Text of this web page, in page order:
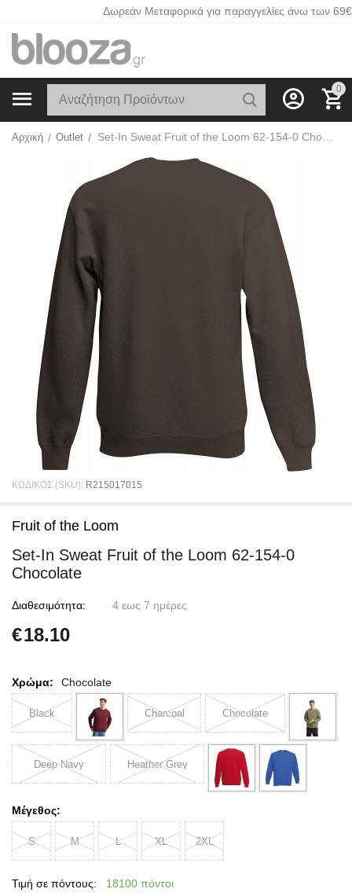
Δωρεάν Μεταφορικά για παραγγελίες άνω των 69€
0
Αρχική / Outlet /
ΚΩΔΙΚΟΣ (SKU): R215017015
Fruit of the Loom
Set-In Sweat Fruit of the Loom 62-154-0
Chocolate
Διαθεσιμότητα: 4 εως 7 ημέρες
€18.10
Χρώμα: Chocolate
Black Charcoal Chocolate
Deep Navy Heather Grey
Μέγεθος:
S M L XL 2XL
Τιμή σε πόντους:
18100 πόντοι